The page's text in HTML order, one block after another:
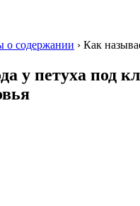
о содержании › Как
у петуха под